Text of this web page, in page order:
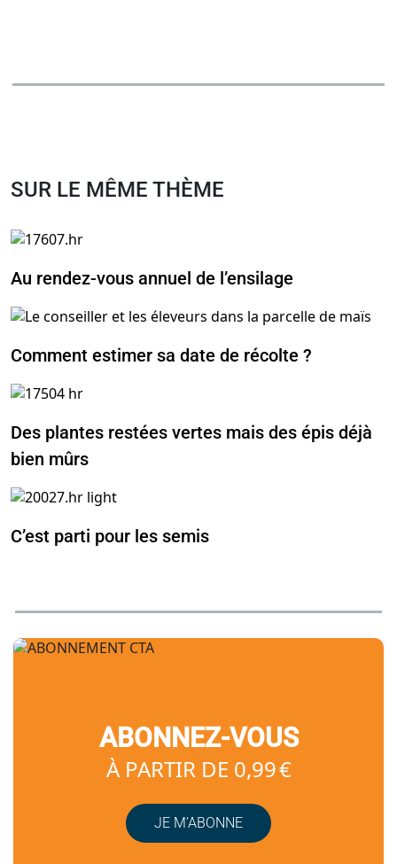
SUR LE MÊME THÈME
Au rendez-vous annuel de l’ensilage
Comment estimer sa date de récolte ?
Des plantes restées vertes mais des épis déjà
bien mûrs
C’est parti pour les semis
ABONNEZ-VOUS
À PARTIR DE 0,99 €
JE M’ABONNE